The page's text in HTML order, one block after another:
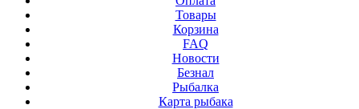
Товары
Корзина
FAQ
Новости
Безнал
Рыбалка
Карта рыбака